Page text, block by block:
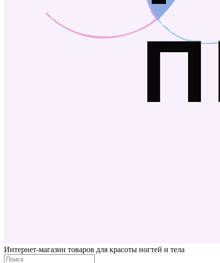
Интернет-магазин товаров для красоты ногтей и тела